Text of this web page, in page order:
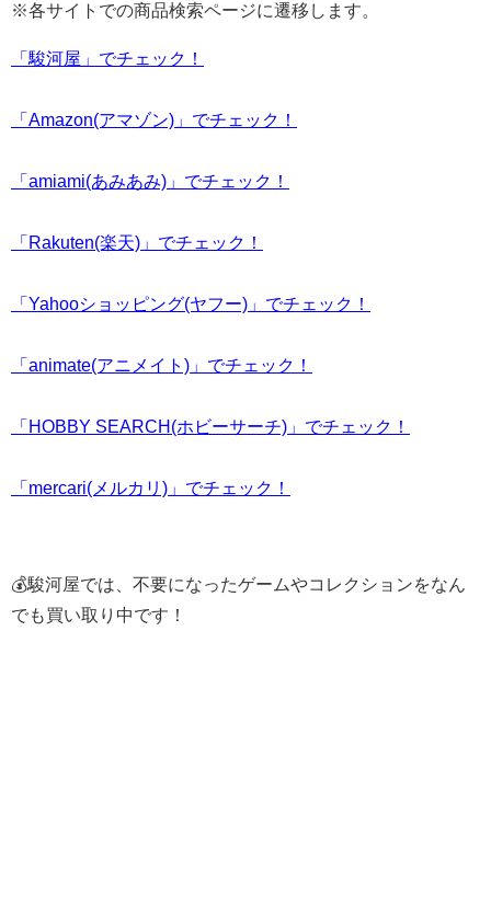
※各サイトでの商品検索ページに遷移します。
「駿河屋」でチェック！
「Amazon(アマゾン)」でチェック！
「amiami(あみあみ)」でチェック！
「Rakuten(楽天)」でチェック！
「Yahooショッピング(ヤフー)」でチェック！
「animate(アニメイト)」でチェック！
「HOBBY SEARCH(ホビーサーチ)」でチェック！
「mercari(メルカリ)」でチェック！
💰駿河屋では、不要になったゲームやコレクションをなん
でも買い取り中です！